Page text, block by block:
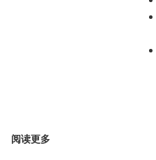
阅读更多